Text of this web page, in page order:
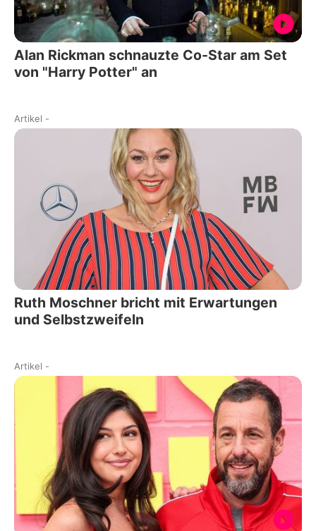
Alan Rickman schnauzte Co-Star am Set
von "Harry Potter" an
Artikel -
Ruth Moschner bricht mit Erwartungen
und Selbstzweifeln
Artikel -